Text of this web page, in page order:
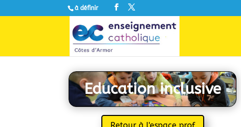
à définir
Education inclusive
Retour à l'espace prof